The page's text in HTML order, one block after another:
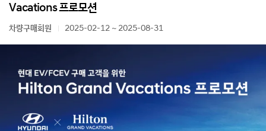
Vacations 프로모션
차량구매회원 2025-02-12 ~ 2025-08-31